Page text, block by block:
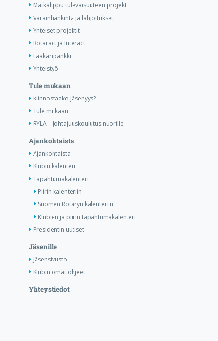
Matkalippu tulevaisuuteen projekti
Varainhankinta ja lahjoitukset
Yhteiset projektit
Rotaract ja Interact
Lääkäripankki
Yhteistyö
Tule mukaan
Kiinnostaako jäsenyys?
Tule mukaan
RYLA – Johtajuuskoulutus nuorille
Ajankohtaista
Ajankohtaista
Klubin kalenteri
Tapahtumakalenteri
Piirin kalenteriin
Suomen Rotaryn kalenteriin
Klubien ja piirin tapahtumakalenteri
Presidentin uutiset
Jäsenille
Jäsensivusto
Klubin omat ohjeet
Yhteystiedot